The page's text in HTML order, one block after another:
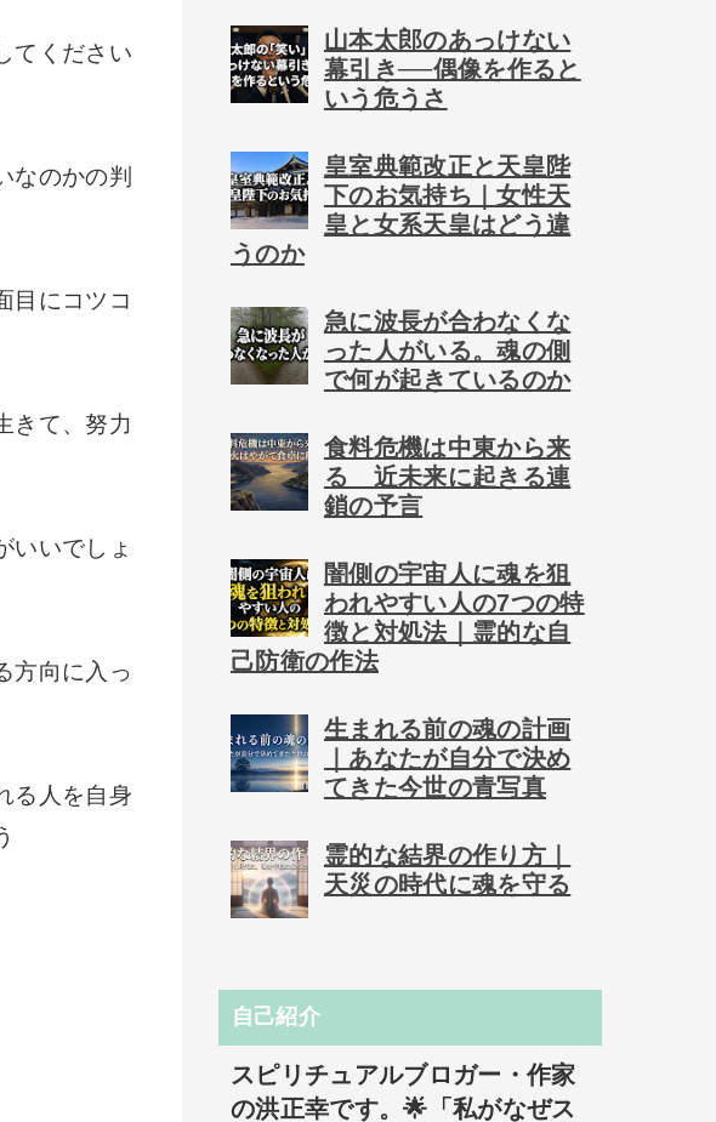
てください
なのかの判
目にコツコ
きて、努力
いいでしょ
方向に入っ
る人を自身
山本太郎のあっけない
幕引き──偶像を作ると
いう危うさ
皇室典範改正と天皇陛
下のお気持ち｜女性天
皇と女系天皇はどう違
うのか
急に波長が合わなくな
った人がいる。魂の側
で何が起きているのか
食料危機は中東から来
る 近未来に起きる連
鎖の予言
闇側の宇宙人に魂を狙
われやすい人の7つの特
徴と対処法｜霊的な自
己防衛の作法
生まれる前の魂の計画
｜あなたが自分で決め
てきた今世の青写真
霊的な結界の作り方｜
天災の時代に魂を守る
自己紹介
スピリチュアルブロガー・作家
の洪正幸です。🌟「私がなぜス